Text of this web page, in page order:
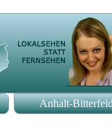
Anhalt-